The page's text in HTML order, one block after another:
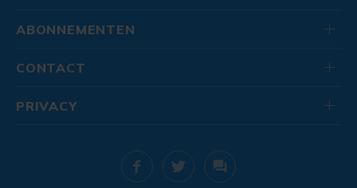
ABONNEMENTEN
CONTACT
PRIVACY